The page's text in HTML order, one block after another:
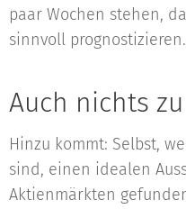
paar Wochen stehen,
sinnvoll prognostizieren.
Auch nichts
Hinzu kommt: Selbst,
sind, einen idealen
Aktienmärkten